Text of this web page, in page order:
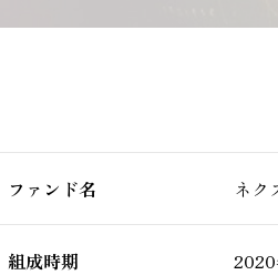
ファンド名 ネク
組成時期